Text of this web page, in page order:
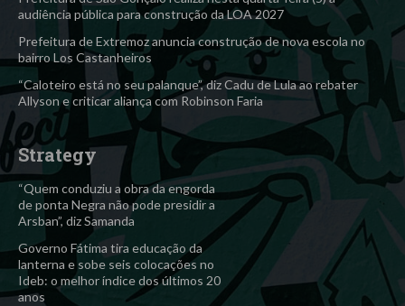
audiência pública para construção da LOA 2027
Prefeitura de Extremoz anuncia construção de nova escola no
bairro Los Castanheiros
“Caloteiro está no seu palanque”, diz Cadu de Lula ao rebater
Allyson e criticar aliança com Robinson Faria
Strategy
“Quem conduziu a obra da engorda
de ponta Negra não pode presidir a
Arsban”, diz Samanda
Governo Fátima tira educação da
lanterna e sobe seis colocações no
Ideb: o melhor índice dos últimos 20
anos